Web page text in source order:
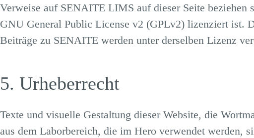
Verweise auf SENAITE LIMS auf dieser Seite beziehen
GNU General Public License v2 (GPLv2) lizenziert ist.
Beiträge zu SENAITE werden unter derselben Lizenz
5. Urheberrecht
Texte und visuelle Gestaltung dieser Website, die
aus dem Laborbereich, die im Hero verwendet werden,